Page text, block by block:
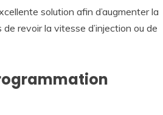
solution afin d’augmenter la
revoir la vitesse d’injection ou de